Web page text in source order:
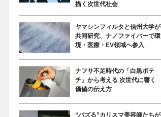
描く次世代社会
ヤマシンフィルタと信州大学が
共同研究、ナノファイバーで環
境・医療・EV領域へ参入
ナフサ不足時代の「白黒ポテ
チ」から考える 次世代に響く
価値の伝え方
“バズる”カリスマ美容師たちが